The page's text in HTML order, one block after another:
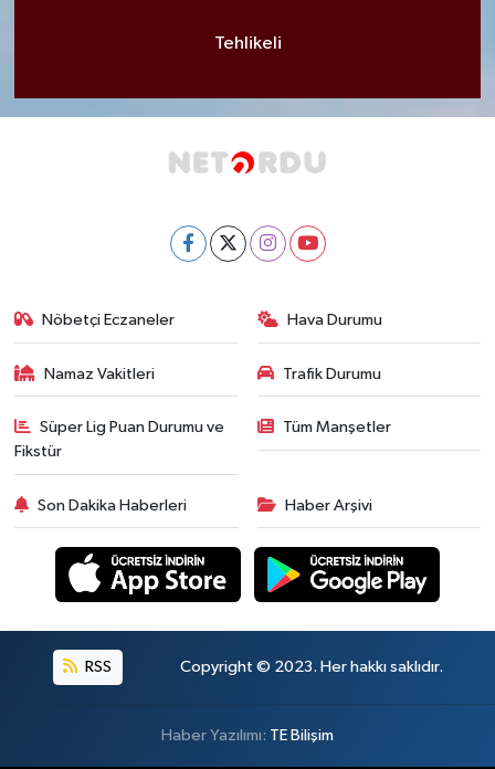
Tehlikeli
Nöbetçi Eczaneler Hava Durumu
Namaz Vakitleri Trafik Durumu
Süper Lig Puan Durumu ve
Fikstür
Tüm Manşetler
Son Dakika Haberleri Haber Arşivi
RSS Copyright © 2023. Her hakkı saklıdır.
Haber Yazılımı: TE Bilişim